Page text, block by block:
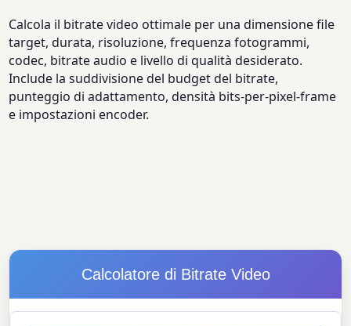
Calcola il bitrate video ottimale per una dimensione file
target, durata, risoluzione, frequenza fotogrammi,
codec, bitrate audio e livello di qualità desiderato.
Include la suddivisione del budget del bitrate,
punteggio di adattamento, densità bits-per-pixel-frame
e impostazioni encoder.
Calcolatore di Bitrate Video